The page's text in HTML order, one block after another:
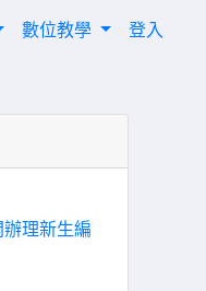
數位教學 登入
理新生編